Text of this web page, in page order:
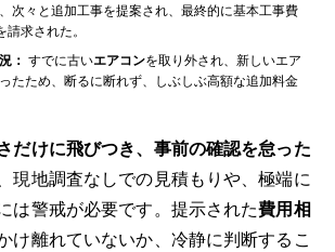
次々と追加工事を提案され、最終的に基本工事費
求された。
： すでに古いエアコンを取り外され、新しいエア
たため、断るに断れず、しぶしぶ高額な追加料金
だけに飛びつき、事前の確認を怠った
現地調査なしでの見積もりや、極端に
は警戒が必要です。提示された費用相
け離れていないか、冷静に判断するこ